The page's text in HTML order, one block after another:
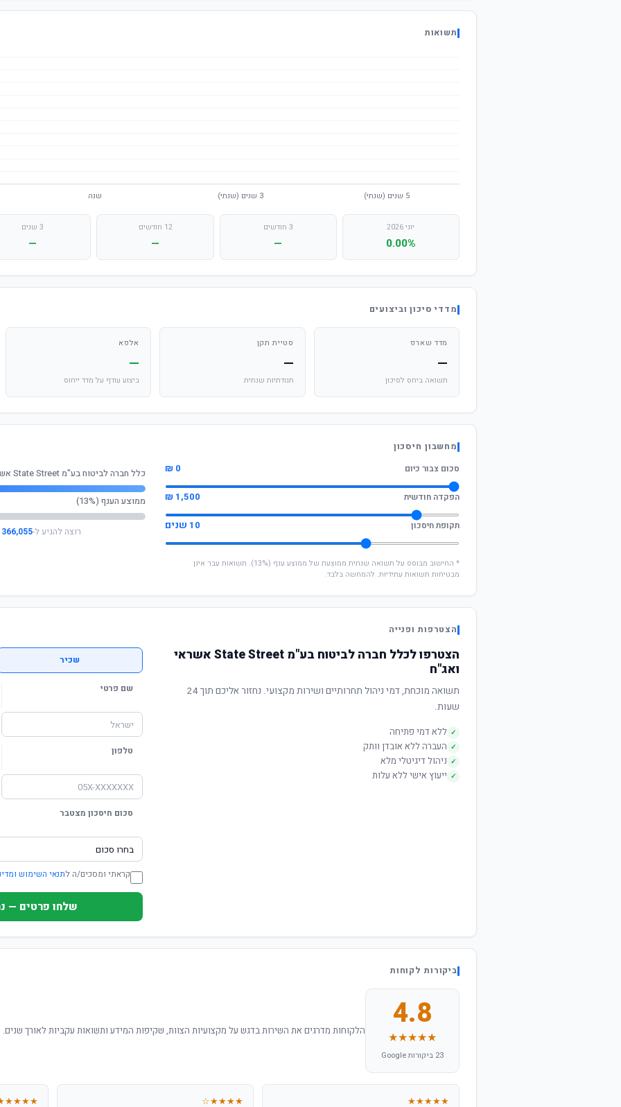
תשואות
יוני 2026
0.00%
3 חודשים
—
12 חודשים
—
3 שנים
—
מדדי סיכון וביצועים
מדד שארפ
—
תשואה ביחס לסיכון
סטיית תקן
—
תנודתיות שנתית
אלפא
—
ביצוע עודף על מדד ייחוס
מחשבון חיסכון
סכום צבור כיום
0 ₪
הפקדה חודשית 1,500 ₪
תקופת חיסכון 10 שנים
* החישוב מבוסס על תשואה שנתית ממוצעת של ממוצע ענף (13%). תשואות עבר אינן
מבטיחות תשואות עתידיות. להמחשה בלבד.
כלל חברה לביטוח בע"מ State Street אשראי ואג"ח
ממוצע הענף (13%)
רוצה להגיע ל-366,055 ₪
הצטרפות ופנייה
הצטרפו לכלל חברה לביטוח בע"מ State Street אשראי
ואג"ח
תשואה מוכחת, דמי ניהול תחרותיים ושירות מקצועי. נחזור אליכם תוך 24
שעות.
✓ ללא דמי פתיחה
✓ העברה ללא אובדן וותק
✓ ניהול דיגיטלי מלא
✓ ייעוץ אישי ללא עלות
שכיר
שם פרטי
טלפון
סכום חיסכון מצטבר
קראתי ומסכים/ה לתנאי השימוש
שלחו פרטים — נחזור
ביקורות לקוחות
4.8
★★★★★
23 ביקורות Google
הלקוחות מדרגים את השירות בדגש על מקצועיות הצוות, שקיפות המידע ותשואות עקביות לאורך שנים.
★★★★★
★★★★☆